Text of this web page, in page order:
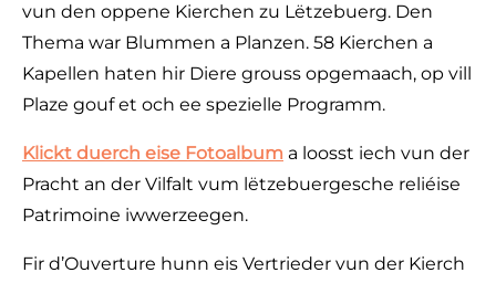
vun den oppene Kierchen zu Lëtzebuerg. Den
Thema war Blummen a Planzen. 58 Kierchen a
Kapellen haten hir Diere grouss opgemaach, op vill
Plaze gouf et och ee spezielle Programm.
Klickt duerch eise Fotoalbum a loosst iech vun der
Pracht an der Vilfalt vum lëtzebuergesche reliéise
Patrimoine iwwerzeegen.
Fir d’Ouverture hunn eis Vertrieder vun der Kierch